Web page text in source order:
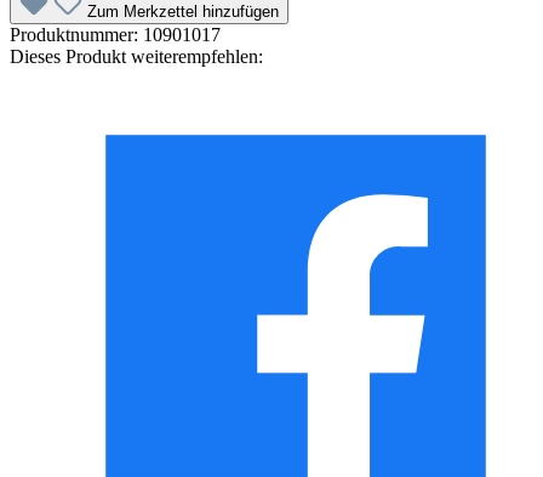
Zum Merkzettel hinzufügen
Produktnummer: 10901017
Dieses Produkt weiterempfehlen: